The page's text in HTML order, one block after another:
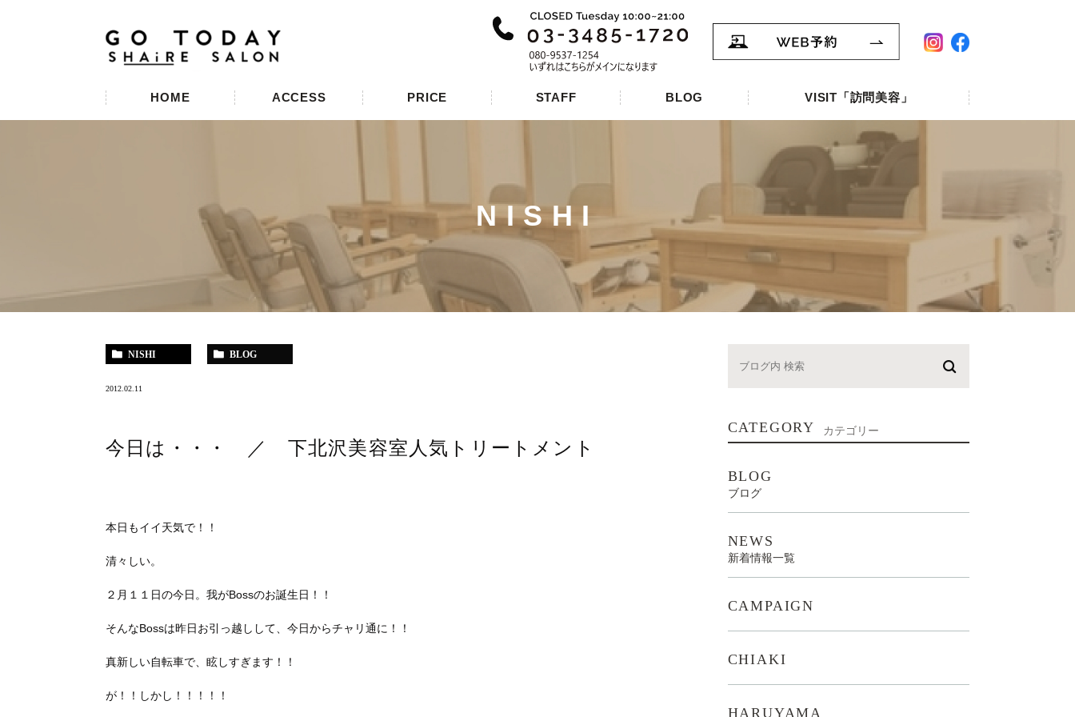
HOME ACCESS PRICE STAFF BLOG VISIT「訪問美容」
NISHI
NISHI BLOG
2012.02.11
今日は・・・ ／ 下北沢美容室人気トリートメント
本日もイイ天気で！！
清々しい。
２月１１日の今日。我がBossのお誕生日！！
そんなBossは昨日お引っ越しして、今日からチャリ通に！！
真新しい自転車で、眩しすぎます！！
が！！しかし！！！！！
CATEGORY カテゴリー
BLOG
ブログ
NEWS
新着情報一覧
CAMPAIGN
CHIAKI
HARUYAMA